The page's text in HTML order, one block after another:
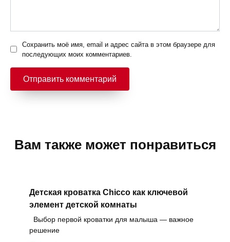
Сохранить моё имя, email и адрес сайта в этом браузере для
последующих моих комментариев.
Вам также может понравиться
Детская кроватка Chicco как ключевой
элемент детской комнаты
Выбор первой кроватки для малыша — важное
решение